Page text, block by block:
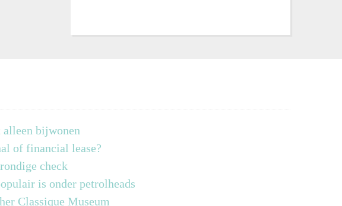
alleen bijwonen
of financial lease?
check
is onder petrolheads
Classique Museum